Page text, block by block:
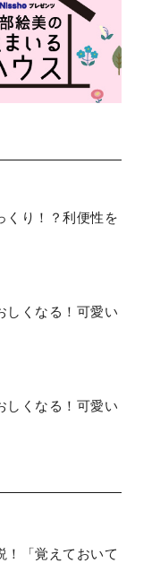
くり！？利便性を
しくなる！可愛い
しくなる！可愛い
！「覚えておいて